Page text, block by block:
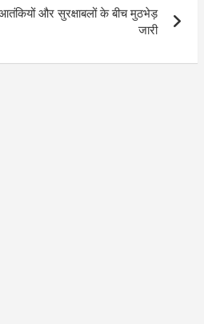
और सुरक्षाबलों के बीच मुठभेड़
जारी